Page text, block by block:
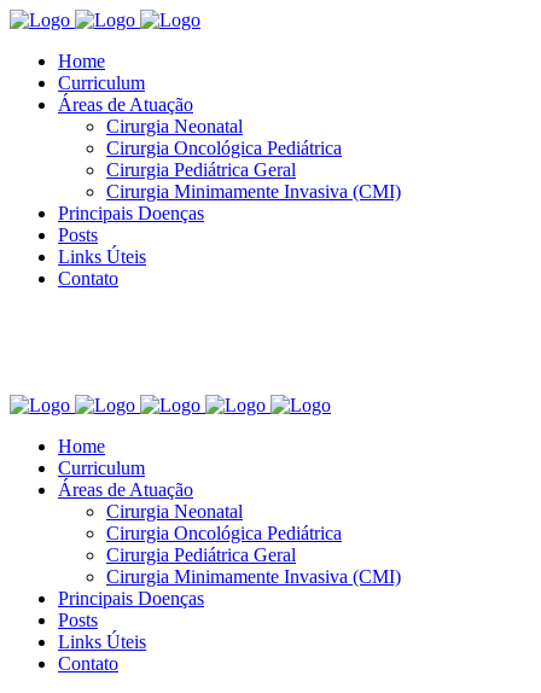
Home
Curriculum
Áreas de Atuação
Cirurgia Neonatal
Cirurgia Oncológica Pediátrica
Cirurgia Pediátrica Geral
Cirurgia Minimamente Invasiva (CMI)
Principais Doenças
Posts
Links Úteis
Contato
Home
Curriculum
Áreas de Atuação
Cirurgia Neonatal
Cirurgia Oncológica Pediátrica
Cirurgia Pediátrica Geral
Cirurgia Minimamente Invasiva (CMI)
Principais Doenças
Posts
Links Úteis
Contato